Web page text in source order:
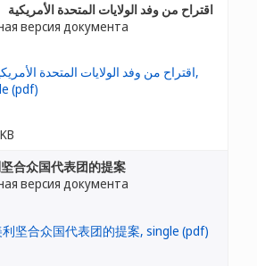
اقتراح من وفد الولايات المتحدة الأمريكية
версия документа
合众国代表团的提案
версия документа